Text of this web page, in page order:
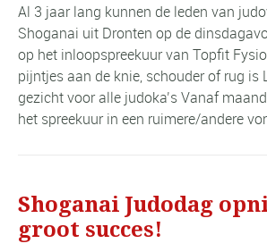
Al 3 jaar lang kunnen de leden van
Shoganai uit Dronten op de
op het inloopspreekuur van Topfit
pijntjes aan de knie, schouder of rug is
gezicht voor alle judoka’s Vanaf
het spreekuur in een ruimere/andere
Shoganai Judodag
groot succes!